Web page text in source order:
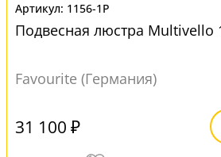
1156-1P
Подвесная люстра Multivello
Favourite (Германия)
31 100 ₽